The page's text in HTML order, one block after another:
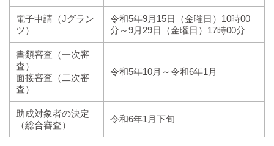
電子申請（Jグラン
ツ）
令和5年9月15日（金曜日）10時00
分～9月29日（金曜日）17時00分
書類審査（一次審
査）
面接審査（二次審
査）
令和5年10月～令和6年1月
助成対象者の決定
（総合審査）
令和6年1月下旬